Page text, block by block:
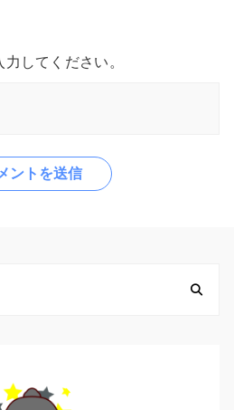
してください。